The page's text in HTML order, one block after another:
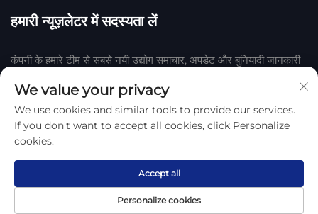
हमारी न्यूज़लेटर में सदस्यता लें
कंपनी के हमारे टीम से सबसे नयी उद्योग समाचार, अपडेट और बुनियादी जानकारी
सदस्यता लें
नीति
We value your privacy
We use cookies and similar tools to provide our services.
If you don't want to accept all cookies, click Personalize
cookies.
Personalize cookies
Accept all